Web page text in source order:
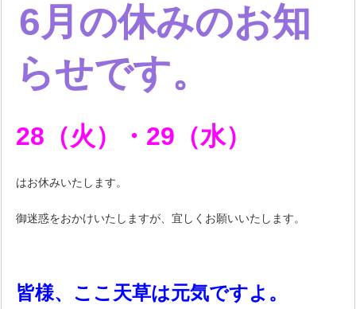
6月の休みのお知
らせです。
28（火）・29（水）
はお休みいたします。
御迷惑をおかけいたしますが、宜しくお願いいたします。
皆様、ここ天草は元気ですよ。